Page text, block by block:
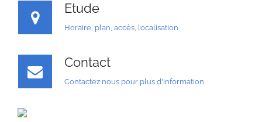
Etude
Horaire, plan, accès, localisation
Contact
Contactez nous pour plus d'information